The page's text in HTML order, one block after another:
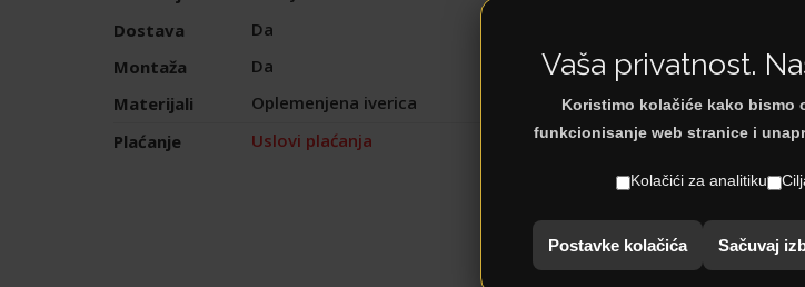
Dostava
Da
Montaža
Da
Materijali
Oplemenjena iverica
Plaćanje
Uslovi plaćanja
< Natrag na:
Vaša privatnost.
Koristimo kolačiće kako bismo
funkcionisanje web stranice i
Kolačići za analitiku
Postavke kolačića Sačuvaj